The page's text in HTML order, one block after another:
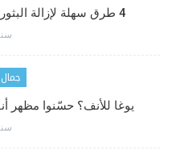
4 طرق سهلة لإزالة البثور والرؤوس السوداء عن الظهر
يوغا للأنف؟ حسّنوا مظهر